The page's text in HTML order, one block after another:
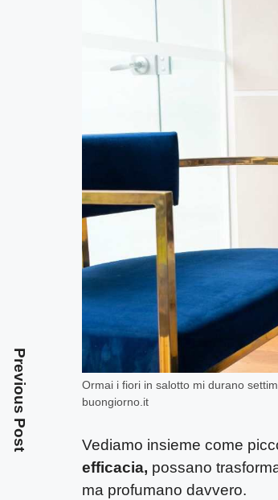
Ormai i fiori in salotto mi durano
buongiorno.it
Vediamo insieme come
efficacia, possano
ma profumano davvero.
Previous Post